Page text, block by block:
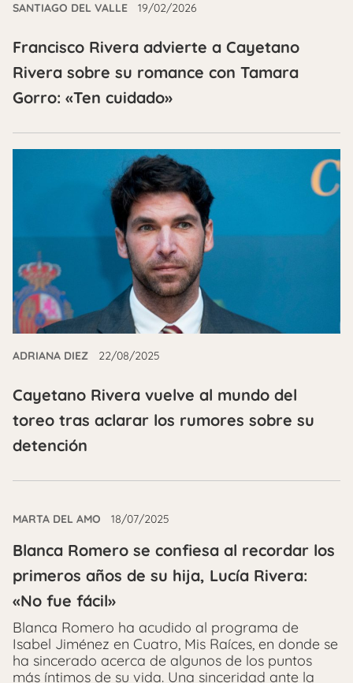
SANTIAGO DEL VALLE 19/02/2026
Francisco Rivera advierte a Cayetano
Rivera sobre su romance con Tamara
Gorro: «Ten cuidado»
ADRIANA DIEZ 22/08/2025
Cayetano Rivera vuelve al mundo del
toreo tras aclarar los rumores sobre su
detención
MARTA DEL AMO 18/07/2025
Blanca Romero se confiesa al recordar los
primeros años de su hija, Lucía Rivera:
«No fue fácil»
Blanca Romero ha acudido al programa de
Isabel Jiménez en Cuatro, Mis Raíces, en donde se
ha sincerado acerca de algunos de los puntos
más íntimos de su vida. Una sinceridad ante la